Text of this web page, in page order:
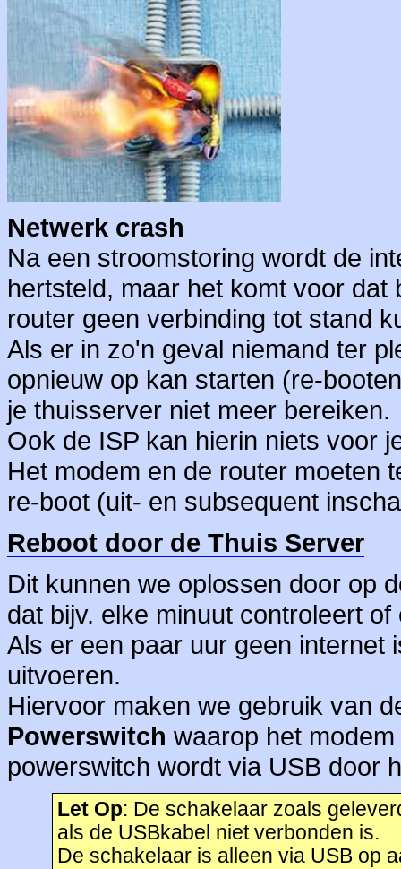
Netwerk crash
Na een stroomstoring wordt de
hertsteld, maar het komt voor
router geen verbinding tot stand
Als er in zo'n geval niemand ter
opnieuw op kan starten (re-
je thuisserver niet meer bereiken.
Ook de ISP kan hierin niets voor
Het modem en de router moeten
re-boot (uit- en subsequent
Reboot door de Thuis Server
Dit kunnen we oplossen door op
dat bijv. elke minuut controleert
Als er een paar uur geen internet
uitvoeren.
Hiervoor maken we gebruik van
Powerswitch waarop het
powerswitch wordt via USB door
Let Op: De schakelaar zoals
als de USBkabel niet verbonden is.
De schakelaar is alleen via USB op